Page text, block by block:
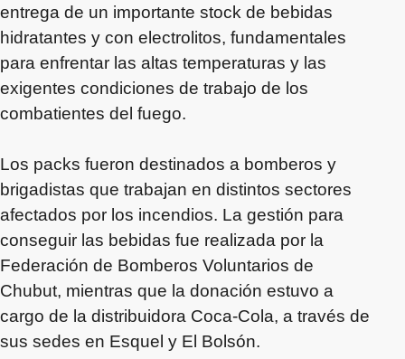
entrega de un importante stock de bebidas
hidratantes y con electrolitos, fundamentales
para enfrentar las altas temperaturas y las
exigentes condiciones de trabajo de los
combatientes del fuego.
Los packs fueron destinados a bomberos y
brigadistas que trabajan en distintos sectores
afectados por los incendios. La gestión para
conseguir las bebidas fue realizada por la
Federación de Bomberos Voluntarios de
Chubut, mientras que la donación estuvo a
cargo de la distribuidora Coca-Cola, a través de
sus sedes en Esquel y El Bolsón.